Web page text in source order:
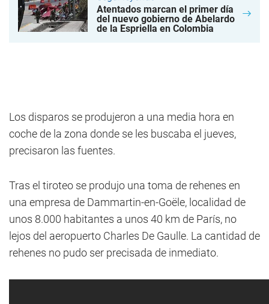
Atentados marcan el primer día
del nuevo gobierno de Abelardo
de la Espriella en Colombia
Los disparos se produjeron a una media hora en
coche de la zona donde se les buscaba el jueves,
precisaron las fuentes.
Tras el tiroteo se produjo una toma de rehenes en
una empresa de Dammartin-en-Goële, localidad de
unos 8.000 habitantes a unos 40 km de París, no
lejos del aeropuerto Charles De Gaulle. La cantidad de
rehenes no pudo ser precisada de inmediato.